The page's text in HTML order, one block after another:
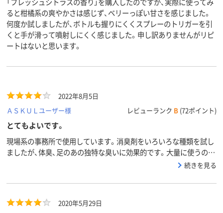
ると柑橘系の爽やかさは感じず、ベリーっぽい甘さを感じました。
何度か試しましたが、ボトルも握りにくくスプレーのトリガーを引
くと手が滑って噴射しにくく感じました。申し訳ありませんがリピ
ートはないと思います。
2022年8月5日
ＡＳＫＵＬユーザー様
レビューランク B (72ポイント)
とてもよいです。
現場系の事務所で使用しています。消臭剤をいろいろな種類を試し
ましたが、体臭、足のあの独特な臭いに効果的です。大量に使うので
大容量があると更に良いなと思いました。コスパもよければ申し分
続きを見る
2020年5月29日